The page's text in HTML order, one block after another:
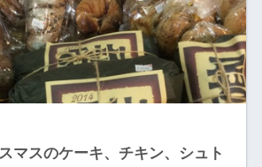
マスのケーキ、チキン、シュト